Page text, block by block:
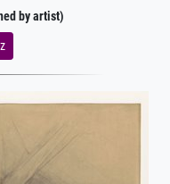
by artist)